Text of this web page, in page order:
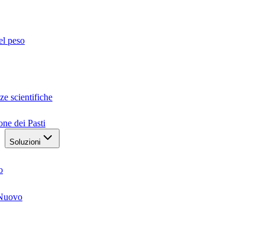
peso
scientifiche
dei Pasti
Soluzioni